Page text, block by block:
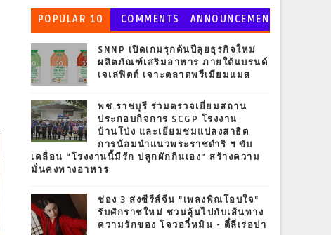
POPULAR 10 COMMENTS
ANNOUNCEMEN
T
SNNP เปิดเกมรุกต้นปีลุยธุรกิจใหม่
ผลิตภัณฑ์เสริมอาหาร ภายใต้แบรนด์
เจเล่ฟิตต์ เจาะตลาดพรีเมียมแมส
พช.ราชบุรี ร่วมตรวจเยี่ยมสถาน
ประกอบกิจการ SCGP โรงงาน
บ้านโป่ง และเยี่ยมชมแปลงสาธิต
การน้อมนำแนวพระราชดำริ ฯ ขับ
เคลื่อน “โรงงานนี้มีรัก ปลูกผักกินเอง” สร้างความ
มั่นคงทางอาหาร
ช่อง 3 ส่งซีรีส์จีน "เพลงพิณโอบใจ"
รับศักราชใหม่ ชวนลุ้นไปกับเส้นทาง
ความรักของ โจวอวี๋หมิน - ตี๋ลี่เร่อปา